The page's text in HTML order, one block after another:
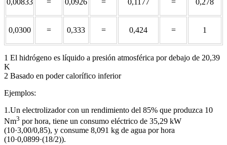
0,0300 = 0,333 = 0,424 = 1
1 El hidrógeno es líquido a presión atmosférica por debajo de 20,39
K
2 Basado en poder calorífico inferior
Ejemplos:
1.Un electrolizador con un rendimiento del 85% que produzca 10
Nm3 por hora, tiene un consumo eléctrico de 35,29 kW
(10·3,00/0,85), y consume 8,091 kg de agua por hora
(10·0,0899·(18/2)).